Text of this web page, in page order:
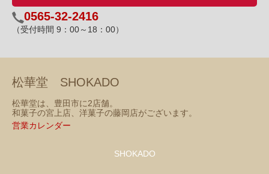
0565-32-2416
（受付時間 9：00～18：00）
松華堂 SHOKADO
松華堂は、豊田市に2店舗。
和菓子の宮上店、洋菓子の藤岡店がございます。
営業カレンダー
SHOKADO